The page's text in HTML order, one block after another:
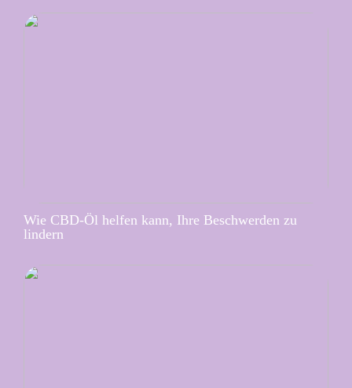
Wie CBD-Öl helfen kann, Ihre Beschwerden zu
lindern